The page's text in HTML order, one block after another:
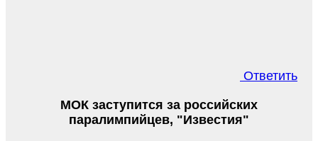
Ответить
МОК заступится за российских
паралимпийцев, "Известия"